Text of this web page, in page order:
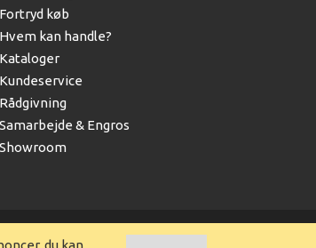
Fortryd køb
Hvem kan handle?
Kataloger
Kundeservice
Rådgivning
Samarbejde & Engros
Showroom
du kan